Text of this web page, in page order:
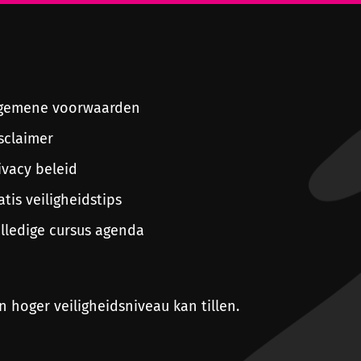
voorwaarden
beleid
veiligheidstips
cursus agenda
veiligheidsniveau kan tillen.